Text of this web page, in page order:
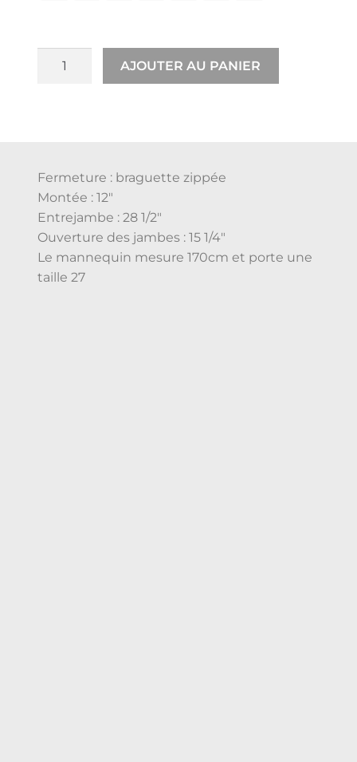
AJOUTER AU PANIER
Fermeture : braguette zippée
Montée : 12″
Entrejambe : 28 1/2″
Ouverture des jambes : 15 1/4″
Le mannequin mesure 170cm et porte une
taille 27